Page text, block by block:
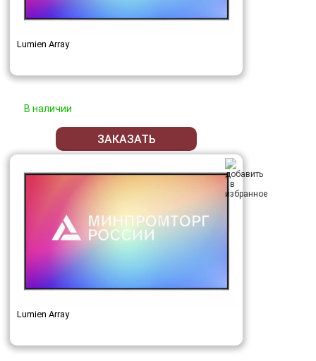
Lumien Array
В наличии
ЗАКАЗАТЬ
Lumien Array